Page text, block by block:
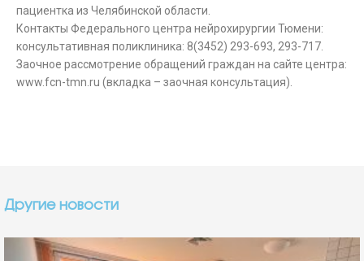
пациентка из Челябинской области.
Контакты Федерального центра нейрохирургии Тюмени:
консультативная поликлиника: 8(3452) 293-693, 293-717.
Заочное рассмотрение обращений граждан на сайте центра:
www.fcn-tmn.ru (вкладка – заочная консультация).
Другие новости